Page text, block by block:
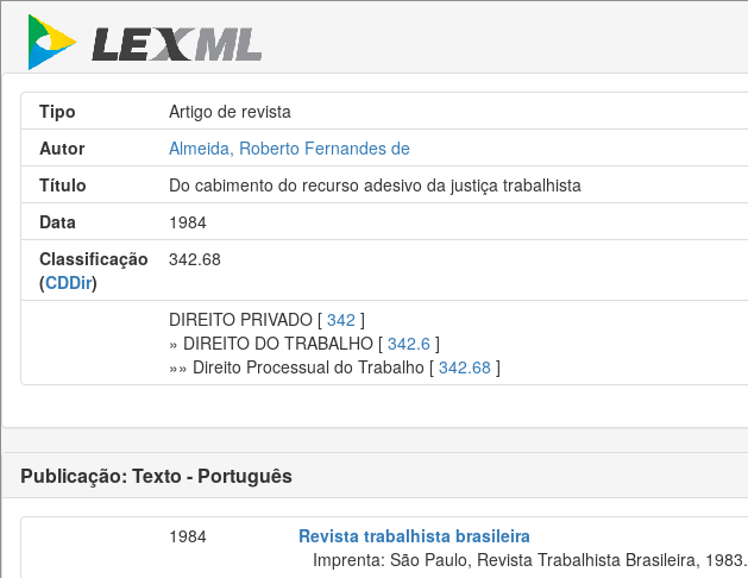
Tipo
Artigo de revista
Autor
Almeida, Roberto Fernandes de
Título
Do cabimento do recurso adesivo da justiça trabalhista
Data
1984
Classificação
(CDDir)
342.68
DIREITO PRIVADO [ 342 ]
» DIREITO DO TRABALHO [ 342.6 ]
»» Direito Processual do Trabalho [ 342.68 ]
Publicação: Texto - Português
1984
Revista trabalhista brasileira
Imprenta: São Paulo, Revista Trabalhista Brasileira, 1983.